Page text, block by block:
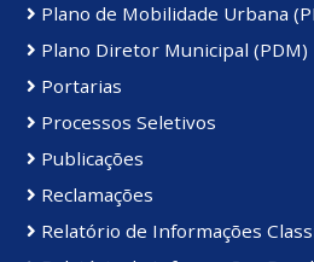
Plano de Mobilidade Urbana
Plano Diretor Municipal (PDM)
Portarias
Processos Seletivos
Publicações
Reclamações
Relatório de Informações